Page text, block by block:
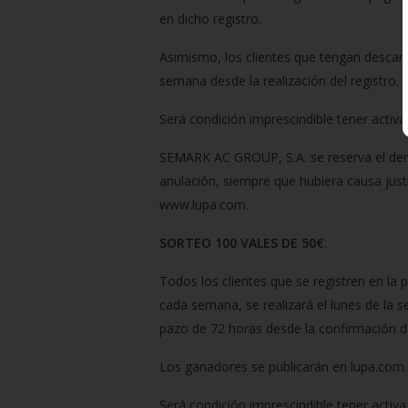
en dicho registro.
Asimismo, los clientes que tengan
semana desde la realización del registro.
Será condición imprescindible tener
SEMARK AC GROUP, S.A. se reserva el
anulación, siempre que hubiera causa
www.lupa.com.
SORTEO 100 VALES DE 50€:
Todos los clientes que se registren en la
cada semana, se realizará el lunes de la
pazo de 72 horas desde la confirmación
Los ganadores se publicarán en